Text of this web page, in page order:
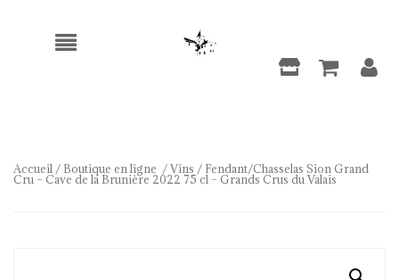
Accueil / Boutique en ligne /Vins / Fendant/Chasselas Sion Grand
Cru – Cave de la Brunière 2022 75 cl – Grands Crus du Valais